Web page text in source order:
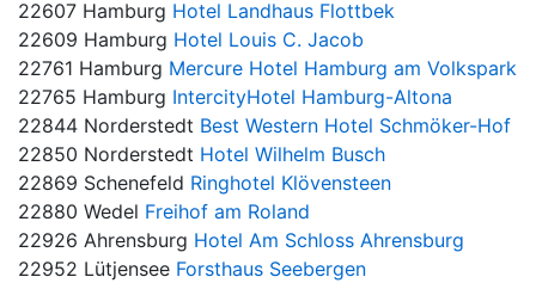
22607 Hamburg Hotel Landhaus Flottbek
22609 Hamburg Hotel Louis C. Jacob
22761 Hamburg Mercure Hotel Hamburg am Volkspark
22765 Hamburg IntercityHotel Hamburg-Altona
22844 Norderstedt Best Western Hotel Schmöker-Hof
22850 Norderstedt Hotel Wilhelm Busch
22869 Schenefeld Ringhotel Klövensteen
22880 Wedel Freihof am Roland
22926 Ahrensburg Hotel Am Schloss Ahrensburg
22952 Lütjensee Forsthaus Seebergen